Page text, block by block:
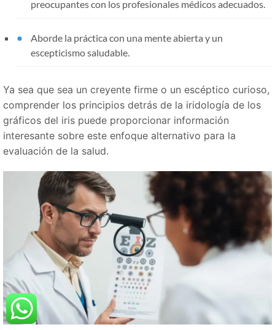
preocupantes con los profesionales médicos adecuados.
Aborde la práctica con una mente abierta y un
escepticismo saludable.
Ya sea que sea un creyente firme o un escéptico curioso,
comprender los principios detrás de la iridología de los
gráficos del iris puede proporcionar información
interesante sobre este enfoque alternativo para la
evaluación de la salud.